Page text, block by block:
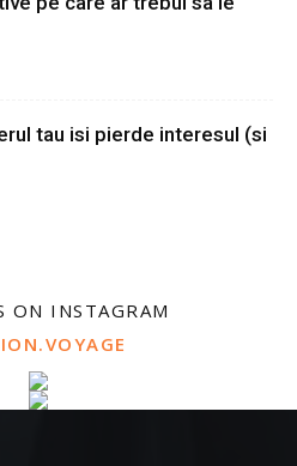
tau isi pierde interesul (si
ON INSTAGRAM